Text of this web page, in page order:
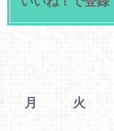
月
火